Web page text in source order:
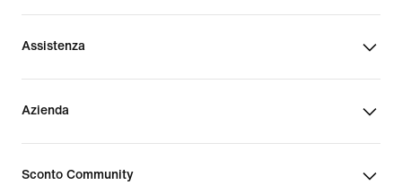
Assistenza
Azienda
Sconto Community